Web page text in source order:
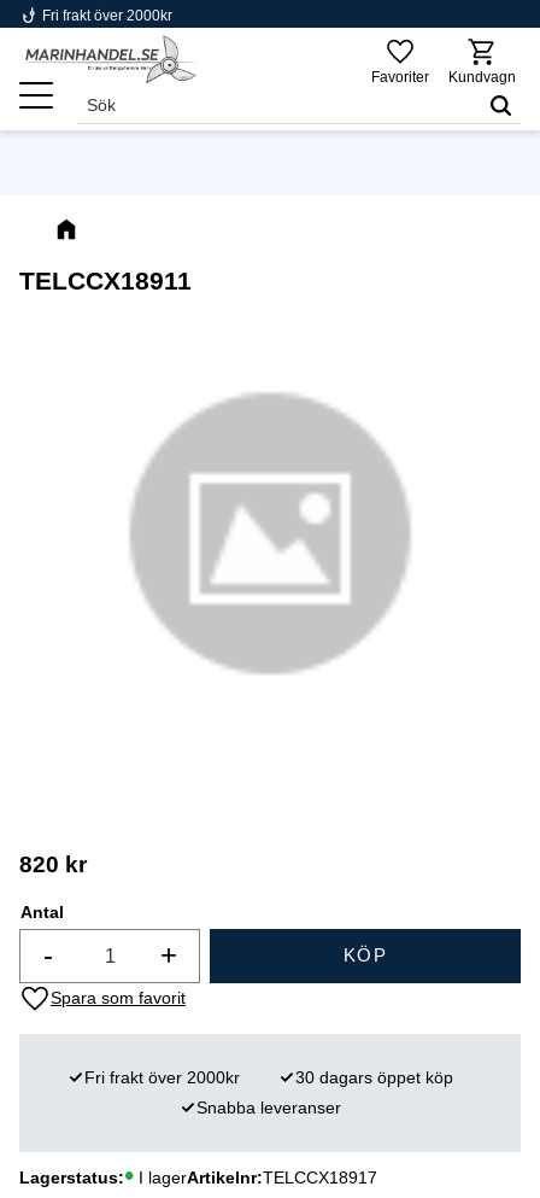
Meny
phishing Fri frakt över 2000kr
Favoriter Kundvagn
TELCCX18911
820 kr
Antal
+
- KÖP
Lägg till i favoriter
Lagerstatus I lagerArtikelnr TELCCX18917
Fri frakt över 2000kr
30 dagars öppet köp
Snabba leveranser